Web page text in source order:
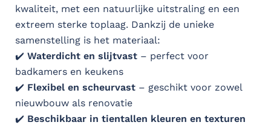
kwaliteit, met een natuurlijke uitstraling en een
extreem sterke toplaag. Dankzij de unieke
samenstelling is het materiaal:
✔️ Waterdicht en slijtvast – perfect voor
badkamers en keukens
✔️ Flexibel en scheurvast – geschikt voor zowel
nieuwbouw als renovatie
✔️ Beschikbaar in tientallen kleuren en texturen